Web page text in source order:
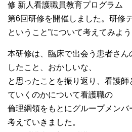
看護学部・編入学
学校生活
大学院【博士前期課程】
大学院【博士後期課程】
感染管理認定看護師教育課程
修 新人看護職員教育プログラム
第6回研修を開催しました。研修
ということ”について考えてみよう
本研修は、臨床で出会う患者さ
したこと、おかしいな、
と思ったことを振り返り、看護
ていくのかについて看護職の
倫理綱領をもとにグループメンバ
考えていきました。